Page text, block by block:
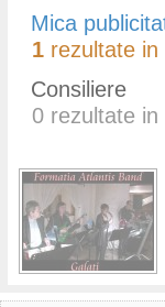
Mica
1 rezultate
Consiliere
0 rezultate